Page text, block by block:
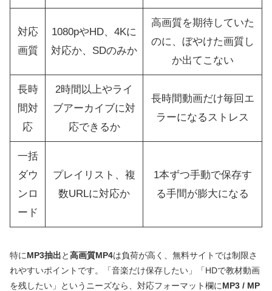
対応
画質
1080pやHD、4Kに
対応か、SDのみか
高画質を期待していた
のに、ぼやけた画質し
か出てこない
長時
間対
応
2時間以上やライ
ブアーカイブに対
応できるか
長時間動画だけ毎回エ
ラーになるストレス
一括
ダウ
ンロ
ード
プレイリスト、複
数URLに対応か
1本ずつ手動で保存す
る手間が膨大になる
特にMP3抽出と高画質MP4は負荷が高く、無料サイトでは制限さ
れやすいポイントです。「音楽だけ保存したい」「HDで教材動画
を残したい」というニーズなら、対応フォーマット欄にMP3 / MP